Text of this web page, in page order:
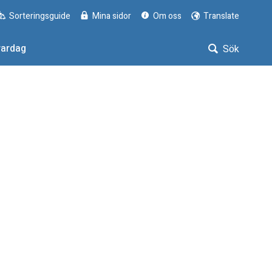
Sorteringsguide Mina sidor Om oss Translate
Sök